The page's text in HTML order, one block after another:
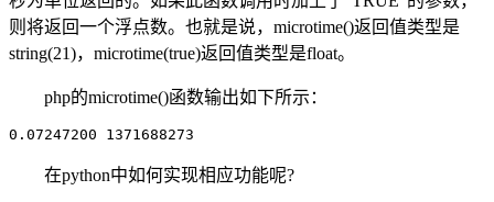
则将返回一个浮点数。也就是说，microtime()返回值类型是
string(21)，microtime(true)返回值类型是float。
php的microtime()函数输出如下所示：
0.07247200 1371688273
在python中如何实现相应功能呢?